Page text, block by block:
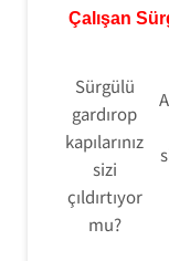
Çalışan
Sürgülü
gardırop
kapılarınız
sizi
çıldırtıyor
mu?